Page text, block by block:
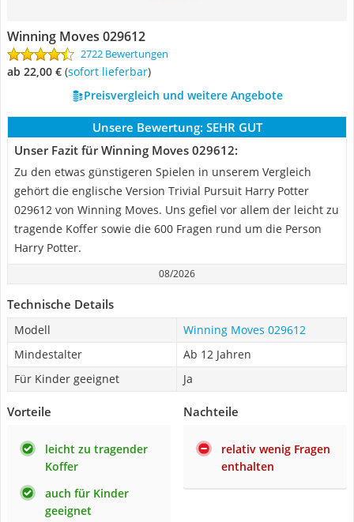
Winning Moves 029612
2722 Bewertungen
ab 22,00 € ( Sofort lieferbar)
Preisvergleich und weitere Angebote
Unsere Bewertung: SEHR GUT
Unser Fazit für Winning Moves 029612:
Zu den etwas günstigeren Spielen in unserem Vergleich
gehört die englische Version Trivial Pursuit Harry Potter
029612 von Winning Moves. Uns gefiel vor allem der leicht zu
tragende Koffer sowie die 600 Fragen rund um die Person
Harry Potter.
08/2026
Technische Details
Modell
Winning Moves 029612
Mindestalter
Ab 12 Jahren
Für Kinder geeignet
Ja
Vorteile
leicht zu tragender
Koffer
auch für Kinder
geeignet
Nachteile
relativ wenig Fragen
enthalten